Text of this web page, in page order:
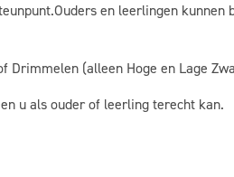
en leerlingen
Drimmelen (alleen Hoge en Lage
u als ouder of leerling terecht kan.